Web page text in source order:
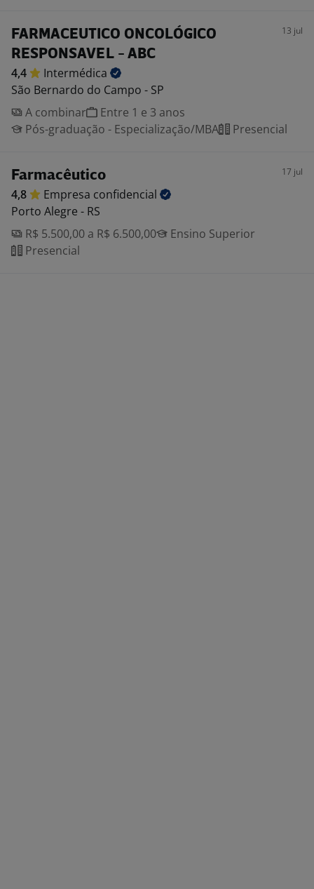
FARMACEUTICO ONCOLÓGICO
RESPONSAVEL - ABC
13 jul
4,4
Intermédica
São Bernardo do Campo - SP
A combinar
Entre 1 e 3 anos
Pós-graduação - Especialização/MBA
Presencial
Farmacêutico 17 jul
4,8 Empresa confidencial
Porto Alegre - RS
R$ 5.500,00 a R$ 6.500,00
Ensino Superior
Presencial